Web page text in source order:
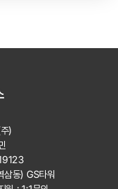
)
동) GS타워